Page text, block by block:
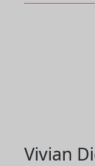
Vivian